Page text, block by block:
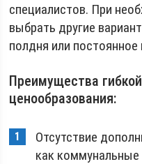
специалистов. При
выбрать другие
полдня или
Преимущества
ценообразования:
Отсутствие
как коммунальные